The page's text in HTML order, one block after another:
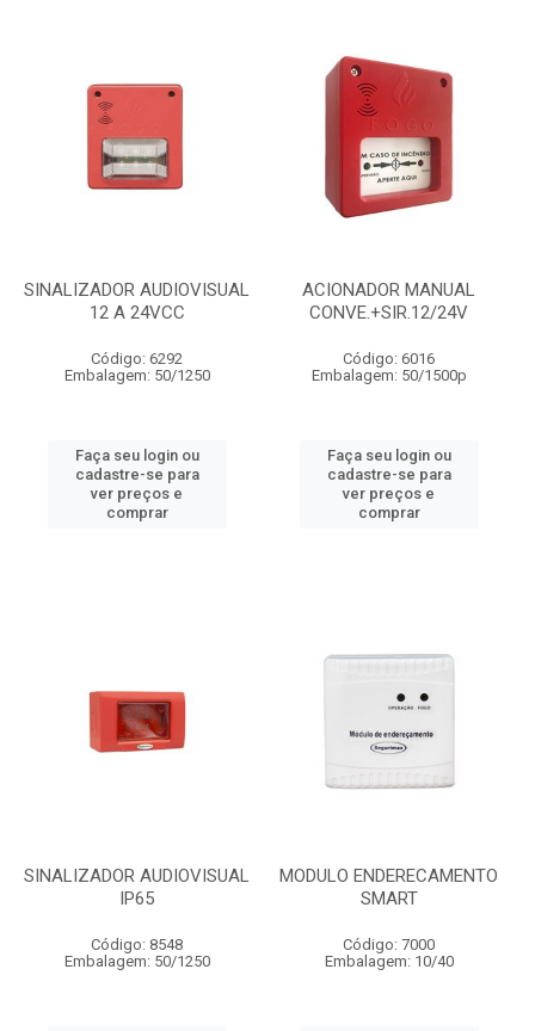
SINALIZADOR AUDIOVISUAL
12 A 24VCC
Código: 6292
Embalagem: 50/1250
Faça seu login ou
cadastre-se para
ver preços e
comprar
ACIONADOR MANUAL
CONVE.+SIR.12/24V
Código: 6016
Embalagem: 50/1500p
Faça seu login ou
cadastre-se para
ver preços e
comprar
SINALIZADOR AUDIOVISUAL
IP65
Código: 8548
Embalagem: 50/1250
MODULO ENDERECAMENTO
SMART
Código: 7000
Embalagem: 10/40